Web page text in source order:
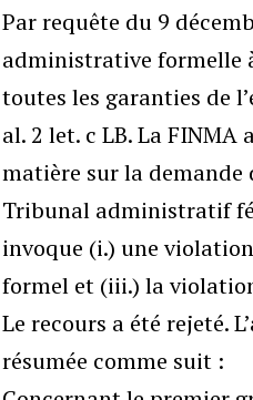
Par requête du 9
administrative formelle
toutes les garanties de
al. 2 let. c LB. La
matière sur la demande
Tribunal administratif
invoque (i.) une
formel et (iii.) la
Le recours a été rejeté.
résumée comme suit :